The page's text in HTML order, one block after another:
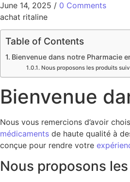
June 14, 2025 / 0 Comments
achat ritaline
Table of Contents
Bienvenue dans notre Pharmacie
Nous proposons les produits
Bienvenue
Nous vous remercions d’avoir
médicaments de haute qualité à
conçue pour rendre votre
Nous proposons